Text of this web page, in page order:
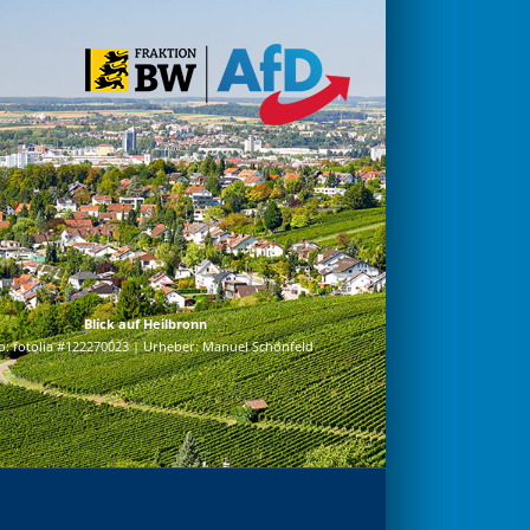
Blick auf Heilbronn
fotolia #122270023 | Urheber: Manuel Schönfeld